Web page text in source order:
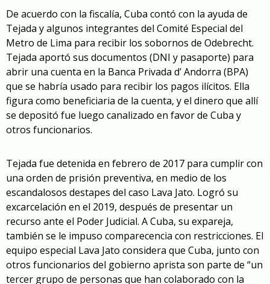
De acuerdo con la fiscalía, Cuba contó con la ayuda de
Tejada y algunos integrantes del Comité Especial del
Metro de Lima para recibir los sobornos de Odebrecht.
Tejada aportó sus documentos (DNI y pasaporte) para
abrir una cuenta en la Banca Privada d’ Andorra (BPA)
que se habría usado para recibir los pagos ilícitos. Ella
figura como beneficiaria de la cuenta, y el dinero que allí
se depositó fue luego canalizado en favor de Cuba y
otros funcionarios.
Tejada fue detenida en febrero de 2017 para cumplir con
una orden de prisión preventiva, en medio de los
escandalosos destapes del caso Lava Jato. Logró su
excarcelación en el 2019, después de presentar un
recurso ante el Poder Judicial. A Cuba, su expareja,
también se le impuso comparecencia con restricciones. El
equipo especial Lava Jato considera que Cuba, junto con
otros funcionarios del gobierno aprista son parte de “un
tercer grupo de personas que han colaborado con la